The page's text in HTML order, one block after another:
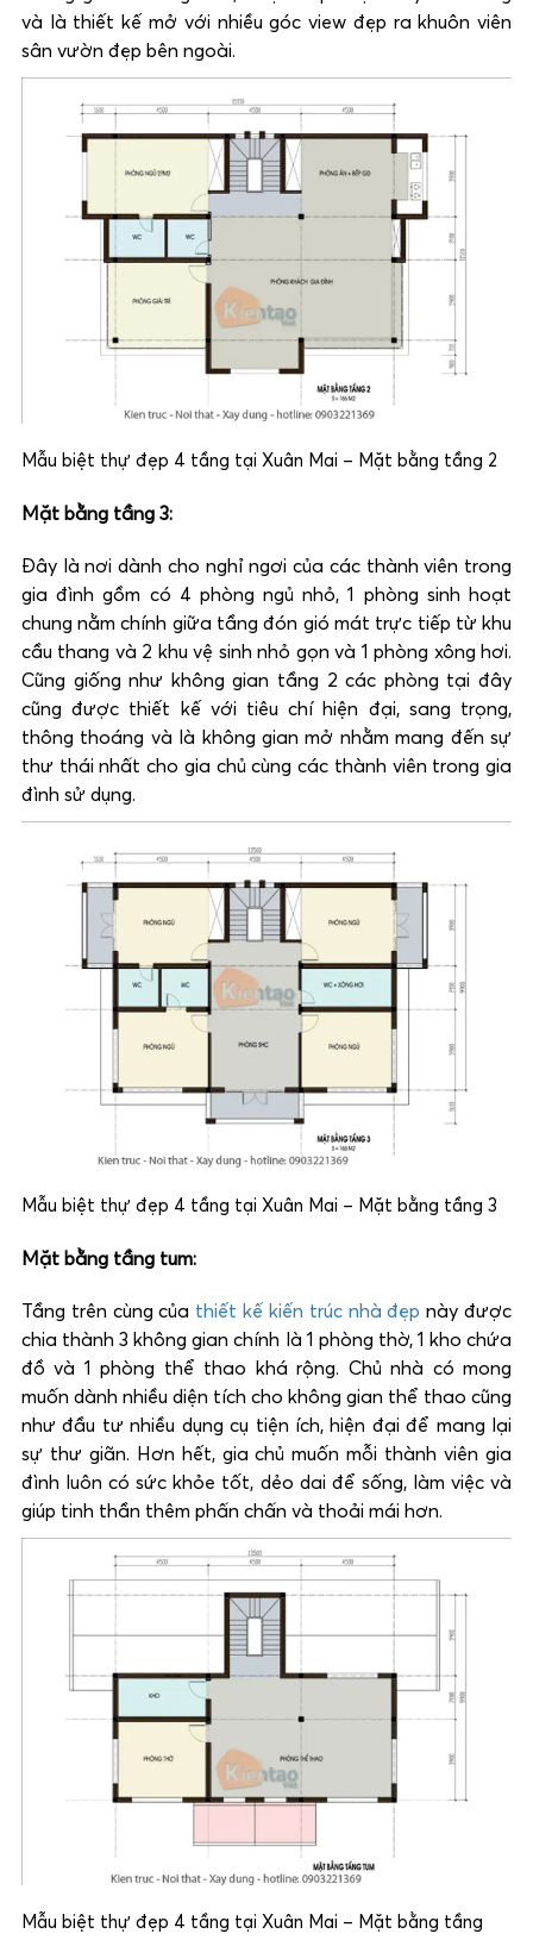
và là thiết kế mở với nhiều góc view đẹp ra khuôn viên
sân vườn đẹp bên ngoài.
Mẫu biệt thự đẹp 4 tầng tại Xuân Mai – Mặt bằng tầng 2
Mặt bằng tầng 3:
Đây là nơi dành cho nghỉ ngơi của các thành viên trong
gia đình gồm có 4 phòng ngủ nhỏ, 1 phòng sinh hoạt
chung nằm chính giữa tầng đón gió mát trực tiếp từ khu
cầu thang và 2 khu vệ sinh nhỏ gọn và 1 phòng xông hơi.
Cũng giống như không gian tầng 2 các phòng tại đây
cũng được thiết kế với tiêu chí hiện đại, sang trọng,
thông thoáng và là không gian mở nhằm mang đến sự
thư thái nhất cho gia chủ cùng các thành viên trong gia
đình sử dụng.
Mẫu biệt thự đẹp 4 tầng tại Xuân Mai – Mặt bằng tầng 3
Mặt bằng tầng tum:
Tầng trên cùng của thiết kế kiến trúc nhà đẹp này được
chia thành 3 không gian chính là 1 phòng thờ, 1 kho chứa
đồ và 1 phòng thể thao khá rộng. Chủ nhà có mong
muốn dành nhiều diện tích cho không gian thể thao cũng
như đầu tư nhiều dụng cụ tiện ích, hiện đại để mang lại
sự thư giãn. Hơn hết, gia chủ muốn mỗi thành viên gia
đình luôn có sức khỏe tốt, dẻo dai để sống, làm việc và
giúp tinh thần thêm phấn chấn và thoải mái hơn.
Mẫu biệt thự đẹp 4 tầng tại Xuân Mai – Mặt bằng tầng